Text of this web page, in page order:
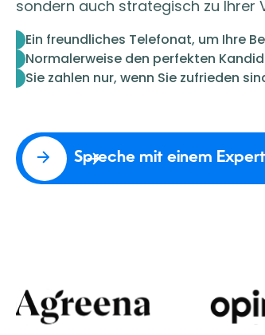
sondern auch strategisch zu Ihrer
Ein freundliches Telefonat, um Ihre
Normalerweise den perfekten
Sie zahlen nur, wenn Sie zufrieden
Spreche mit einem